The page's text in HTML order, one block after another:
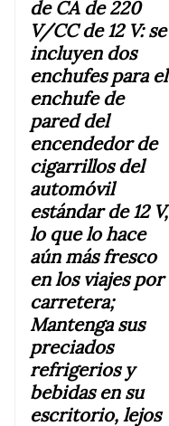
de CA de 220
V/CC de 12 V: se
incluyen dos
enchufes para el
enchufe de
pared del
encendedor de
cigarrillos del
automóvil
estándar de 12 V,
lo que lo hace
aún más fresco
en los viajes por
carretera;
Mantenga sus
preciados
refrigerios y
bebidas en su
escritorio, lejos